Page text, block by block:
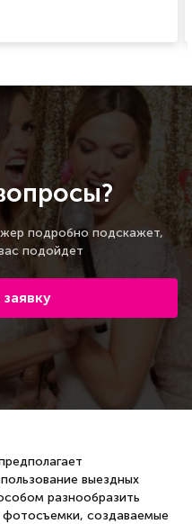
подробно подскажет,
подойдет
выездных
разнообразить
создаваемые